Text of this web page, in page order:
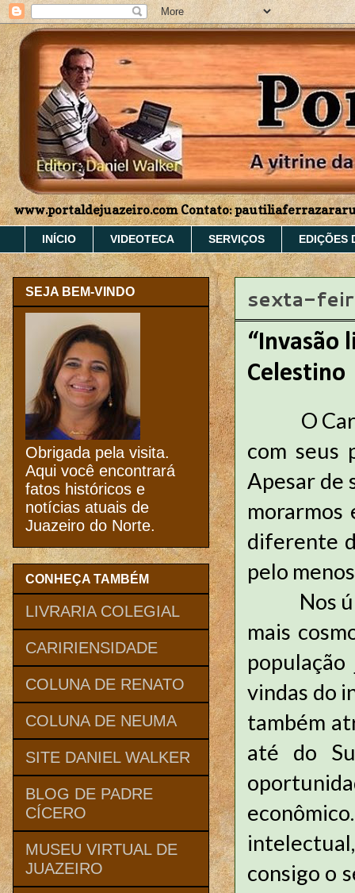
www.portaldejuazeiro.com Contato:
INÍCIO VIDEOTECA SERVIÇOS EDIÇÕES
sexta-
“Invasão
Celestino
O Cariri
com seus
Apesar de
morarmos
diferente
pelo
Nos
mais
vindas do
também
até do
consigo o
SEJA BEM-VINDO
Obrigada pela visita.
Aqui você encontrará
fatos históricos e
notícias atuais de
Juazeiro do Norte.
CONHEÇA TAMBÉM
LIVRARIA COLEGIAL
CARIRIENSIDADE
COLUNA DE RENATO
COLUNA DE NEUMA
SITE DANIEL WALKER
BLOG DE PADRE
CÍCERO
MUSEU VIRTUAL DE
JUAZEIRO